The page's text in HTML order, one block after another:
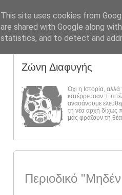
Ζώνη Διαφυγής
Όχι η Ιστορία, αλλά
κατέρρευσαν.
ανασάνουμε
τη νέα αρχή δίχως
μας φράζουν τη
Περιοδικό
This site uses cookies from
are shared with Google along
statistics, and to detect and